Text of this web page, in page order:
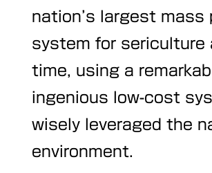
nation’s largest mass
system for sericulture
time, using a
ingenious low-cost
wisely leveraged the
environment.